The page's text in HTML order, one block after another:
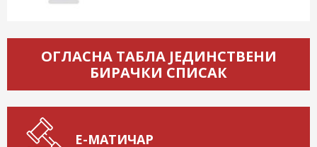
ОГЛАСНА ТАБЛА ЈЕДИНСТВЕНИ
БИРАЧКИ СПИСАК
Е-МАТИЧАР